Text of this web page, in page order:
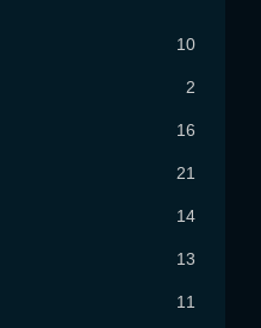
1010
2
16
21
1414
13
11